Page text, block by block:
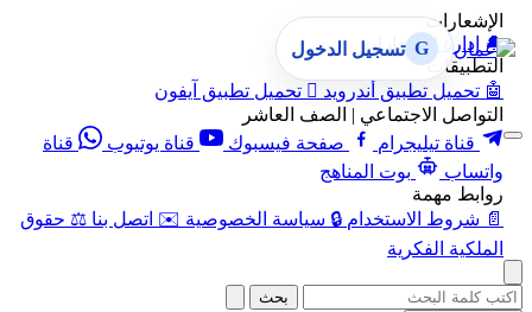
الإشعارات
🔔 إدارة الإشعارات
التطبيقات
🤖 تحميل تطبيق أندرويد  تحميل تطبيق آيفون
التواصل الاجتماعي | الصف العاشر
قناة تيليجرام
صفحة فيسبوك قناة يوتيوب
قناة
واتساب
بوت المناهج
روابط مهمة
📄 شروط الاستخدام 🔒 سياسة الخصوصية ✉️ اتصل بنا ⚖️ حقوق
الملكية الفكرية
G تسجيل الدخول
بحث